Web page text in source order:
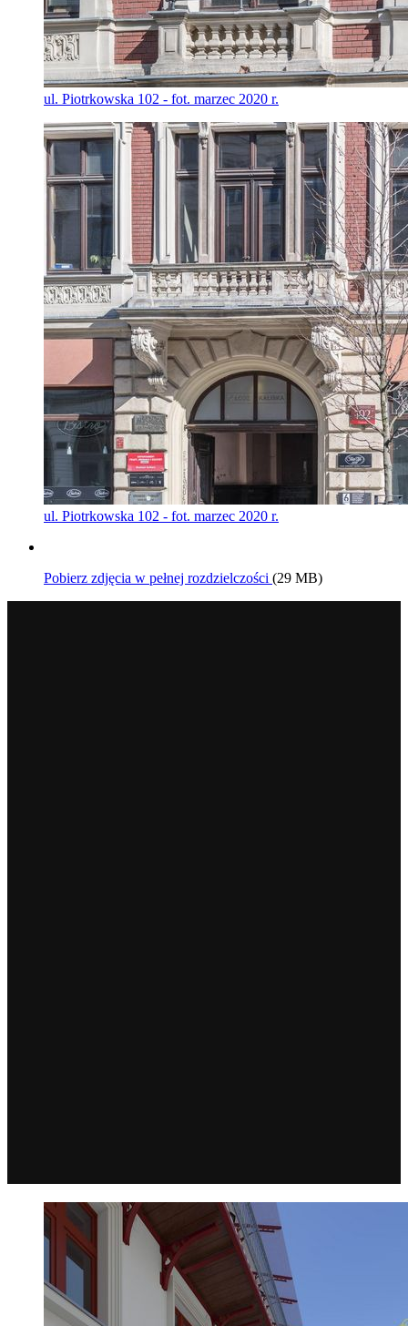
ul. Piotrkowska 102 - fot. marzec 2020 r.
ul. Piotrkowska 102 - fot. marzec 2020 r.
Pobierz zdjęcia w pełnej rozdzielczości (29 MB)